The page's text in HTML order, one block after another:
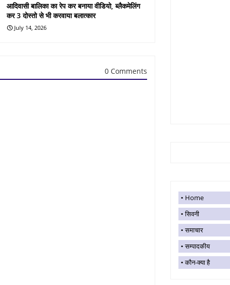
आदिवासी बालिका का रेप कर बनाया वीडियो, ब्लैकमेलिंग
कर 3 दोस्तो से भी करवाया बलात्कार
July 14, 2026
0 Comments
Home
सिवनी
समाचार
सम्पादकीय
कौन-क्या है